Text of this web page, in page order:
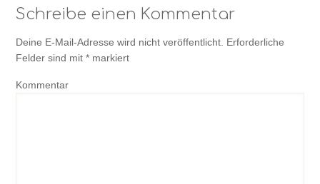
Schreibe einen Kommentar
Deine E-Mail-Adresse wird nicht veröffentlicht. Erforderliche
Felder sind mit* markiert
Kommentar